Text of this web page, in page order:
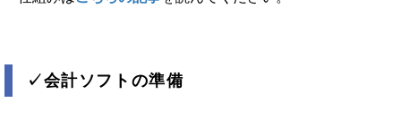
✓会計ソフトの準備